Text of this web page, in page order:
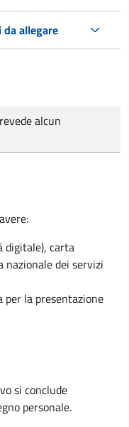
allegare
alcun
digitale), carta
nazionale dei servizi
la presentazione
si conclude
personale.